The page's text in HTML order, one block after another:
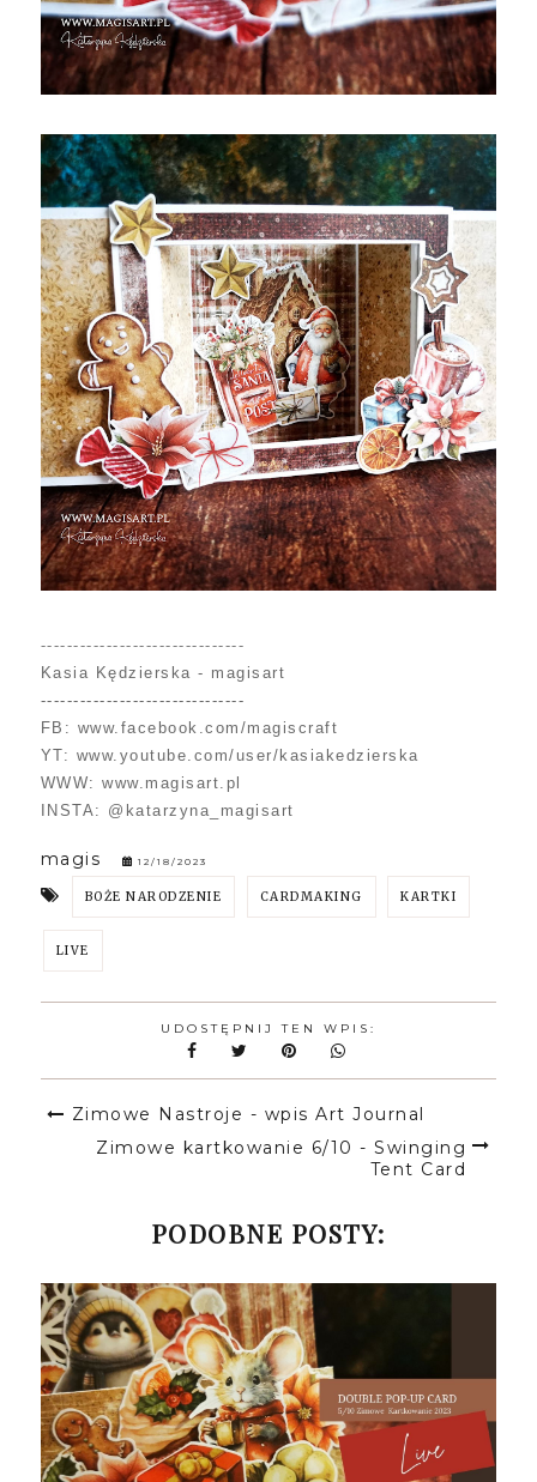
-------------------------------
Kasia Kędzierska - magisart
-------------------------------
FB: www.facebook.com/magiscraft
YT: www.youtube.com/user/kasiakedzierska
WWW: www.magisart.pl
INSTA: @katarzyna_magisart
magis 12/18/2023
BOŻE NARODZENIE CARDMAKING KARTKI
LIVE
UDOSTĘPNIJ TEN WPIS:
Zimowe Nastroje - wpis Art Journal
Zimowe kartkowanie 6/10 - Swinging
Tent Card
PODOBNE POSTY: